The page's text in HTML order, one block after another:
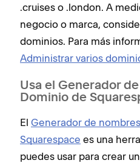
.cruises o .london. A
negocio o marca,
dominios. Para más
Administrar varios
Usa el Generador
Dominio de
El Generador de
Squarespace es una
puedes usar para crear